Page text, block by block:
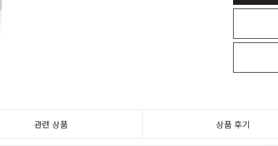
관련 상품 상품 후기